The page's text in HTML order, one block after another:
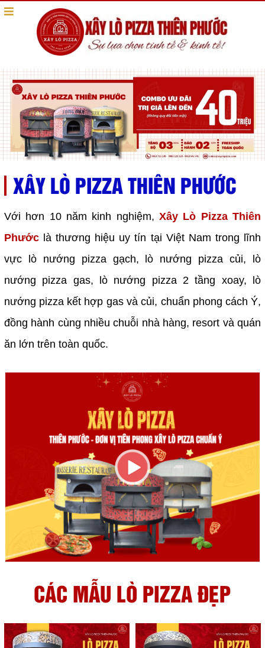
XÂY LÒ PIZZA THIÊN PHƯỚC
Với hơn 10 năm kinh nghiệm,Xây Lò Pizza Thiên
Phướclà thương hiệu uy tín tại Việt Nam trong lĩnh
vực lò nướng pizza gạch, lò nướng pizza củi, lò
nướng pizza gas, lò nướng pizza 2 tầng xoay, lò
nướng pizza kết hợp gas và củi, chuẩn phong cách Ý,
đồng hành cùng nhiều chuỗi nhà hàng, resort và quán
ăn lớn trên toàn quốc.
CÁC MẪU LÒ PIZZA ĐẸP